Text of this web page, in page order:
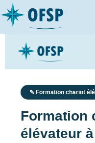
✎ Formation chariot
Formation
élévateur